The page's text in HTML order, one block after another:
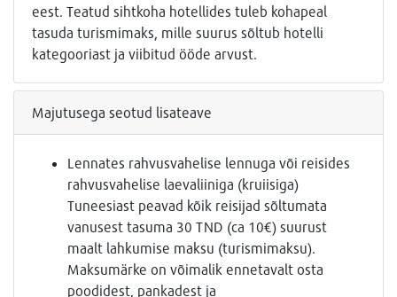
eest. Teatud sihtkoha hotellides tuleb kohapeal
tasuda turismimaks, mille suurus sõltub hotelli
kategooriast ja viibitud ööde arvust.
Majutusega seotud lisateave
Lennates rahvusvahelise lennuga või reisides
rahvusvahelise laevaliiniga (kruiisiga)
Tuneesiast peavad kõik reisijad sõltumata
vanusest tasuma 30 TND (ca 10€) suurust
maalt lahkumise maksu (turismimaksu).
Maksumärke on võimalik ennetavalt osta
poodidest, pankadest ja